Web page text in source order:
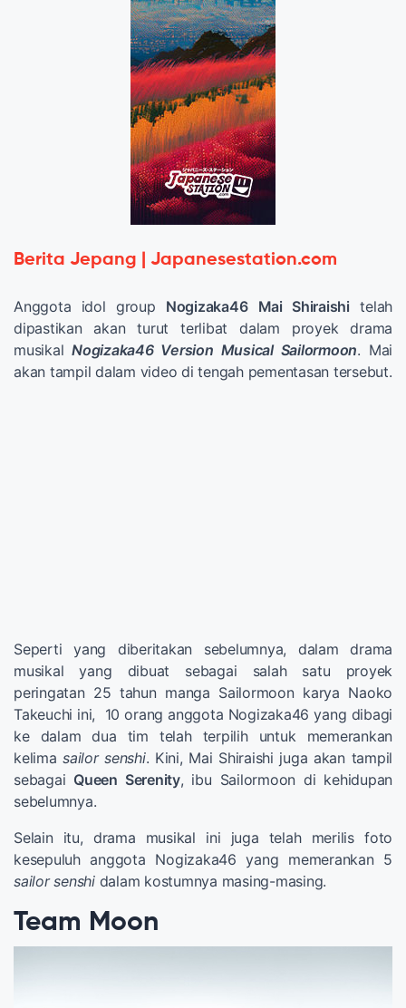
Berita Jepang | Japanesestation.com
Anggota idol group Nogizaka46 Mai Shiraishi telah
dipastikan akan turut terlibat dalam proyek drama
musikalNogizaka46 Version Musical Sailormoon. Mai
akan tampil dalam video di tengah pementasan tersebut.
Seperti yang diberitakan sebelumnya, dalam drama
musikal yang dibuat sebagai salah satu proyek
peringatan 25 tahun manga Sailormoon karya Naoko
Takeuchi ini, 10 orang anggota Nogizaka46 yang dibagi
ke dalam dua tim telah terpilih untuk memerankan
kelimasailor senshi. Kini, Mai Shiraishi juga akan tampil
sebagai Queen Serenity, ibu Sailormoon di kehidupan
sebelumnya.
Selain itu, drama musikal ini juga telah merilis foto
kesepuluh anggota Nogizaka46 yang memerankan 5
sailor senshidalam kostumnya masing-masing.
Team Moon